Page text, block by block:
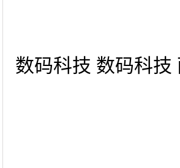
数码科技 数码科技